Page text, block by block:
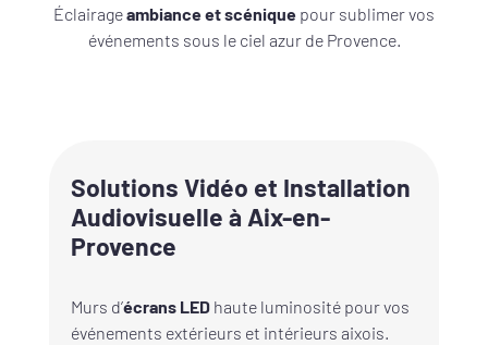
Éclairageambiance et scénique pour sublimer vos
événements sous le ciel azur de Provence.
Solutions Vidéo et Installation
Audiovisuelle à Aix-en-
Provence
Murs d’écrans LEDhaute luminosité pour vos
événements extérieurs et intérieurs aixois.